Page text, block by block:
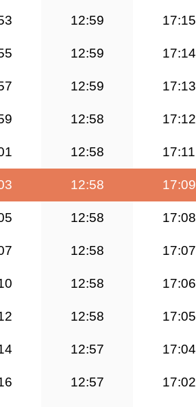
12:59 17:15
12:59 17:14
12:59 17:13
12:58 17:12
12:58 17:11
12:58 17:09
12:58 17:08
12:58 17:07
12:58 17:06
12:58 17:05
12:57 17:04
12:57 17:02